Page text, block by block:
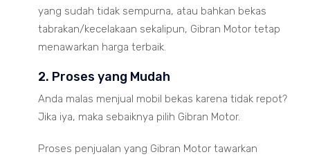
yang sudah tidak sempurna, atau bahkan bekas
tabrakan/kecelakaan sekalipun, Gibran Motor tetap
menawarkan harga terbaik.
2. Proses yang Mudah
Anda malas menjual mobil bekas karena tidak repot?
Jika iya, maka sebaiknya pilih Gibran Motor.
Proses penjualan yang Gibran Motor tawarkan